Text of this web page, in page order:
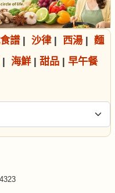
譜| 沙律| 西湯| 麵
| 海鮮| 甜品 | 早午餐